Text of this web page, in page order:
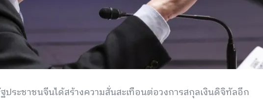
ประชาชนจีนได้สร้างความสั่นสะเทือนต่อวงการสกุลเงินดิจิทัลอีก